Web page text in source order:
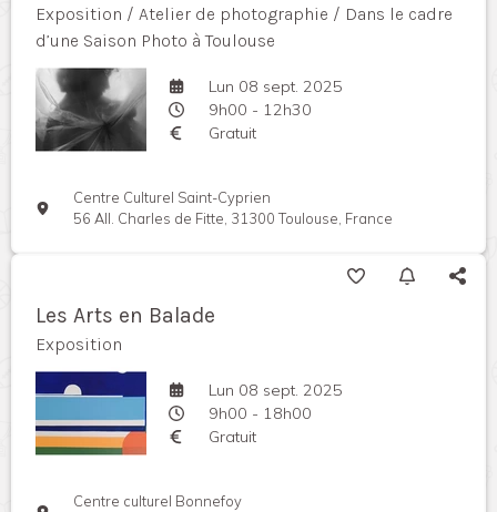
Exposition / Atelier de photographie / Dans le cadre
d’une Saison Photo à Toulouse
Lun 08 sept. 2025
9h00 - 12h30
Gratuit
Centre Culturel Saint-Cyprien
56 All. Charles de Fitte, 31300 Toulouse, France
Les Arts en Balade
Exposition
Lun 08 sept. 2025
9h00 - 18h00
Gratuit
Centre culturel Bonnefoy